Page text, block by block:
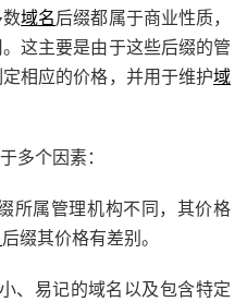
域名后缀都属于商业性质，
这主要是由于这些后缀的管
相应的价格，并用于维护域
多个因素：
所属管理机构不同，其价格
后缀其价格有差别。
、易记的域名以及包含特定